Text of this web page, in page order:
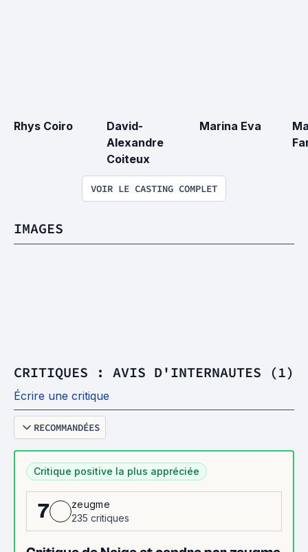
Rhys Coiro
David-
Alexandre
Coiteux
Marina Eva
VOIR LE CASTING COMPLET
IMAGES
CRITIQUES : AVIS D'INTERNAUTES (1)
Écrire une critique
RECOMMANDÉES
Critique positive la plus appréciée
7
zeugme
235 critiques